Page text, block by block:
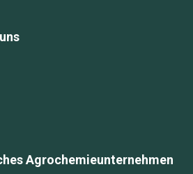
Agrochemieunternehmen